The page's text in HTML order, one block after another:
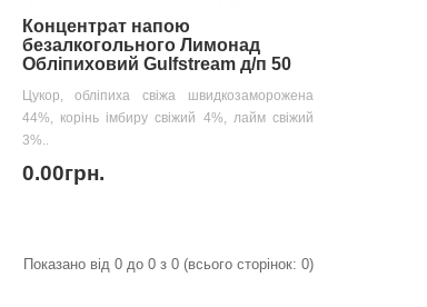
Концентрат напою
безалкогольного Лимонад
Обліпиховий Gulfstream д/п 50
Цукор, обліпиха свіжа швидкозаморожена
44%, корінь імбиру свіжий 4%, лайм свіжий
3%..
0.00грн.
Показано від 0 до 0 з 0 (всього сторінок: 0)